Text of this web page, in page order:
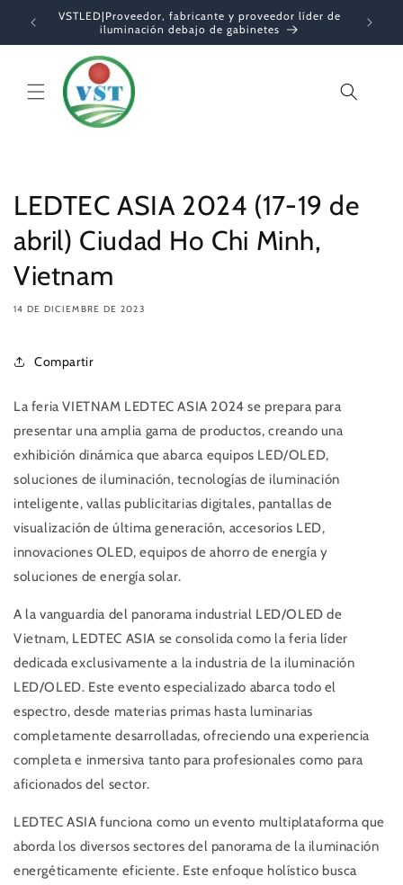
directamenteVSTLED|Proveedor, fabricante y proveedor líder de
iluminación debajo de gabinetes
Carrito
LEDTEC ASIA 2024 (17-19 de
abril) Ciudad Ho Chi Minh,
Vietnam
14 DE DICIEMBRE DE 2023
Compartir
La feria VIETNAM LEDTEC ASIA 2024 se prepara para
presentar una amplia gama de productos, creando una
exhibición dinámica que abarca equipos LED/OLED,
soluciones de iluminación, tecnologías de iluminación
inteligente, vallas publicitarias digitales, pantallas de
visualización de última generación, accesorios LED,
innovaciones OLED, equipos de ahorro de energía y
soluciones de energía solar.
A la vanguardia del panorama industrial LED/OLED de
Vietnam, LEDTEC ASIA se consolida como la feria líder
dedicada exclusivamente a la industria de la iluminación
LED/OLED. Este evento especializado abarca todo el
espectro, desde materias primas hasta luminarias
completamente desarrolladas, ofreciendo una experiencia
completa e inmersiva tanto para profesionales como para
aficionados del sector.
LEDTEC ASIA funciona como un evento multiplataforma que
aborda los diversos sectores del panorama de la iluminación
energéticamente eficiente. Este enfoque holístico busca